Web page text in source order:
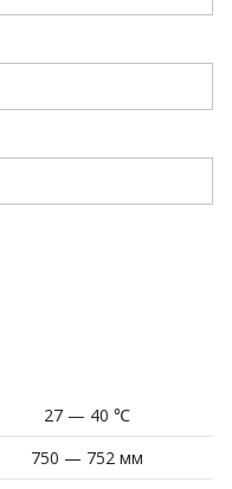
27 — 40 ℃
750 — 752 мм